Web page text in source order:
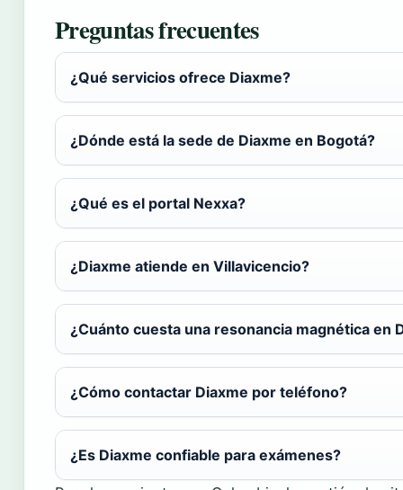
Preguntas frecuentes
¿Qué servicios ofrece Diaxme?
¿Dónde está la sede de Diaxme en Bogotá?
¿Qué es el portal Nexxa?
¿Diaxme atiende en Villavicencio?
¿Cuánto cuesta una resonancia magnética en
¿Cómo contactar Diaxme por teléfono?
¿Es Diaxme confiable para exámenes?